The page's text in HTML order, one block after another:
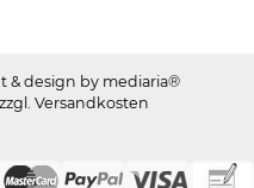
& design by mediaria®
Versandkosten